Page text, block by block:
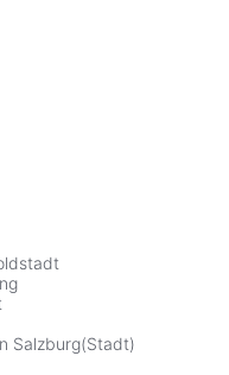
Salzburg(Stadt)